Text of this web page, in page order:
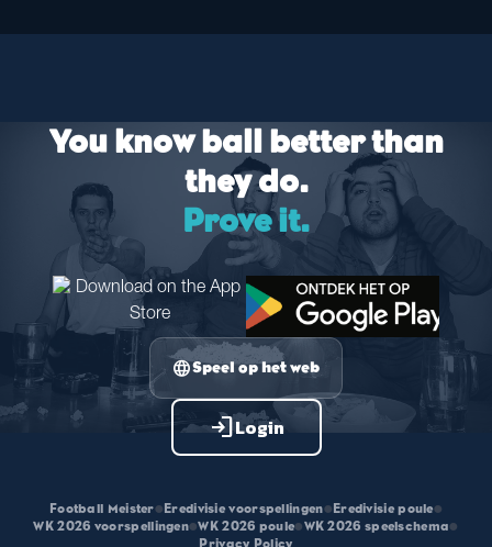
You know ball better than
they do.
Prove it.
languageSpeel op het web
loginLogin
Football Meister• Eredivisie voorspellingen• Eredivisie poule•
WK 2026 voorspellingen•WK 2026 poule•WK 2026 speelschema•
Privacy Policy